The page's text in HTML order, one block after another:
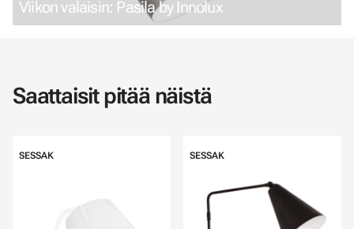
Viikon valaisin: Pasila by Innolux
Saattaisit pitää näistä
SESSAK SESSAK